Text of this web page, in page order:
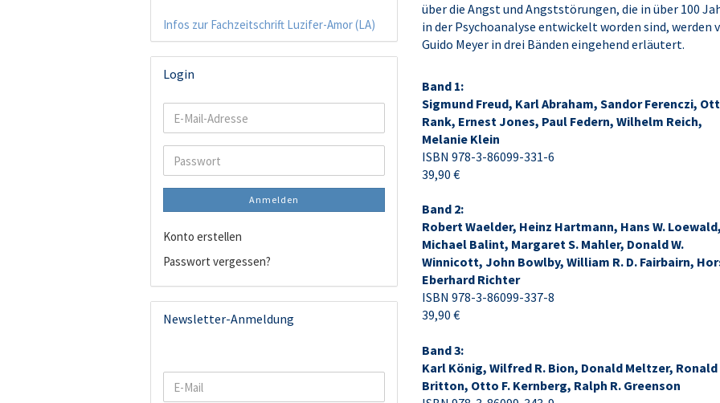
über die Angst und Angststörungen, die in über 100
in der Psychoanalyse entwickelt worden sind, werden
Guido Meyer in drei Bänden eingehend erläutert.
Band 1:
Sigmund Freud, Karl Abraham, Sandor Ferenczi,
Rank, Ernest Jones, Paul Federn, Wilhelm Reich,
Melanie Klein
ISBN 978-3-86099-331-6
39,90 €
Band 2:
Robert Waelder, Heinz Hartmann, Hans W. Loewald,
Michael Balint, Margaret S. Mahler, Donald W.
Winnicott, John Bowlby, William R. D. Fairbairn,
Eberhard Richter
ISBN 978-3-86099-337-8
39,90 €
Band 3:
Karl König, Wilfred R. Bion, Donald Meltzer, Ronald
Britton, Otto F. Kernberg, Ralph R. Greenson
Infos zur Fachzeitschrift Luzifer-Amor (LA)
Login
E-
Mail-
Passwort
Anmelden
Konto erstellen
Passwort vergessen?
Newsletter-Anmeldung
WEITER
ZUR
E-